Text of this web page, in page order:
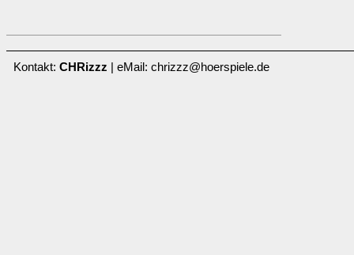
Kontakt: CHRizzz | eMail: chrizzz@hoerspiele.de